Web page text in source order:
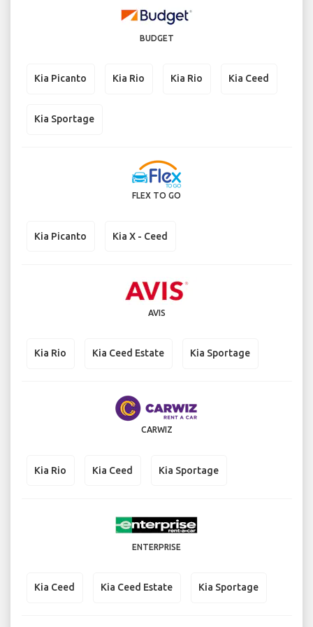
BUDGET
Kia Picanto Kia Rio Kia Rio Kia Ceed
Kia Sportage
FLEX TO GO
Kia Picanto Kia X - Ceed
AVIS
Kia Rio Kia Ceed Estate Kia Sportage
CARWIZ
Kia Rio Kia Ceed Kia Sportage
ENTERPRISE
Kia Ceed Kia Ceed Estate Kia Sportage